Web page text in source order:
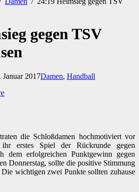
gegen TSV
Januar 2017Damen, Handball
die Schloßdamen hochmotiviert vor
ihr erstes Spiel der Rückrunde gegen
dem erfolgreichen Punktgewinn gegen
Donnerstag, sollte die positive Stimmung
wichtigen zwei Punkte sollten zuhause